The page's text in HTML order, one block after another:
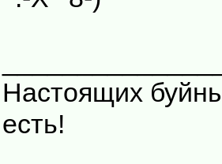
Настоящих
есть!